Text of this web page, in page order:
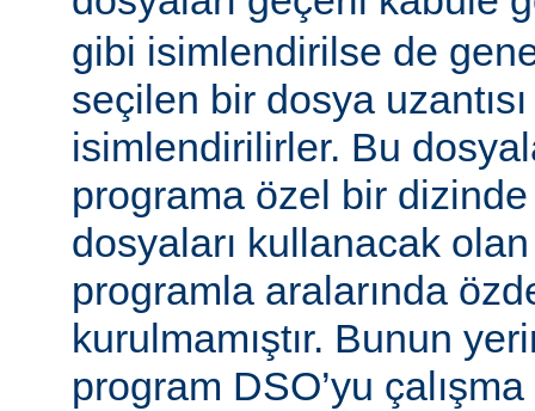
gibi isimlendirilse de
seçilen bir dosya
isimlendirilirler. Bu
programa özel bir
dosyaları kullanacak olan
programla aralarında
kurulmamıştır. Bunun
program DSO’yu